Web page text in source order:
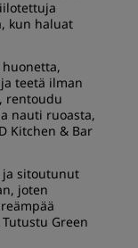
kun haluat
huonetta,
teetä ilman
rentoudu
nauti ruoasta,
Kitchen & Bar
ja sitoutunut
joten
Green